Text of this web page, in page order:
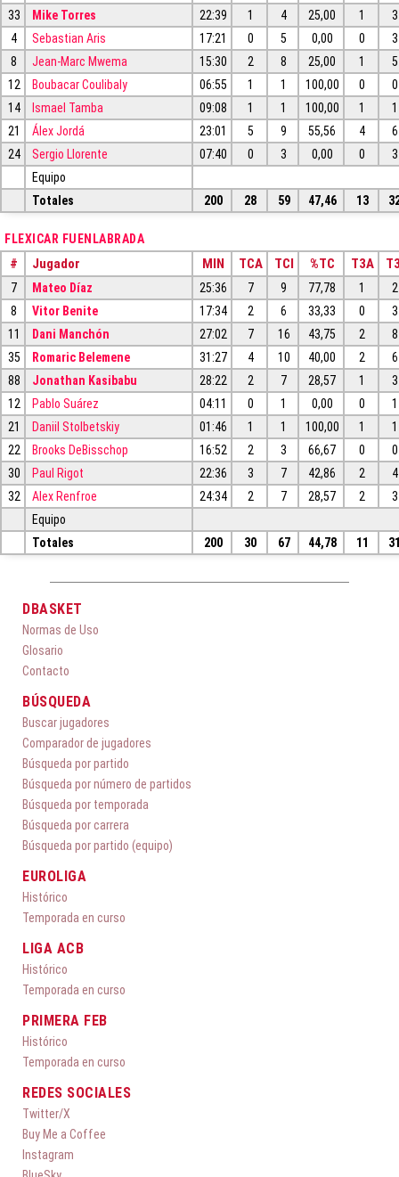
33
Mike Torres 22:39 1 4 25,00 1
3
4
Sebastian Aris 17:21 0 5 0,00 0
3
8
Jean-Marc Mwema 15:30 2 8 25,00 1
5
12
Boubacar Coulibaly 06:55 1 1 100,00 0
0
14
Ismael Tamba 09:08 1 1 100,00 1
1
21
Álex Jordá 23:01 5 9 55,56 4
6
24
Sergio Llorente 07:40 0 3 0,00 0
3
Equipo
Totales
200 28 59 47,46 13
FLEXICAR FUENLABRADA
# Jugador MIN TCA TCI %TC T3A
7 Mateo Díaz 25:36 7 9 77,78 1
2
8
Vitor Benite 17:34 2 6 33,33 0
3
11
Dani Manchón 27:02 7 16 43,75 2
8
35
Romaric Belemene 31:27 4 10 40,00 2
6
88
Jonathan Kasibabu 28:22 2 7 28,57 1
3
12
Pablo Suárez 04:11 0 1 0,00 0
1
21
Daniil Stolbetskiy 01:46 1 1 100,00 1
1
22
Brooks DeBisschop 16:52 2 3 66,67 0
0
30
Paul Rigot 22:36 3 7 42,86 2
4
32
Alex Renfroe 24:34 2 7 28,57 2
3
Equipo
Totales
200 30 67 44,78 11
DBASKET
Normas de Uso
Glosario
Contacto
BÚSQUEDA
Buscar jugadores
Comparador de jugadores
Búsqueda por partido
Búsqueda por número de partidos
Búsqueda por temporada
Búsqueda por carrera
Búsqueda por partido (equipo)
EUROLIGA
Histórico
Temporada en curso
LIGA ACB
Histórico
Temporada en curso
PRIMERA FEB
Histórico
Temporada en curso
REDES SOCIALES
Twitter/X
Buy Me a Coffee
Instagram